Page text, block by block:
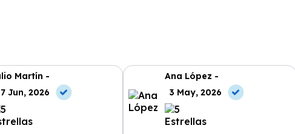
Martín -
Jun, 2026
Ana López -
3 May, 2026